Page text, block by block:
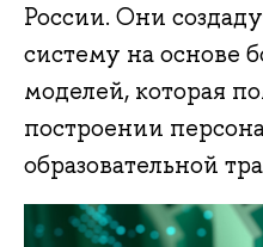
России. Они
систему на основе
моделей, которая
построении
образовательной